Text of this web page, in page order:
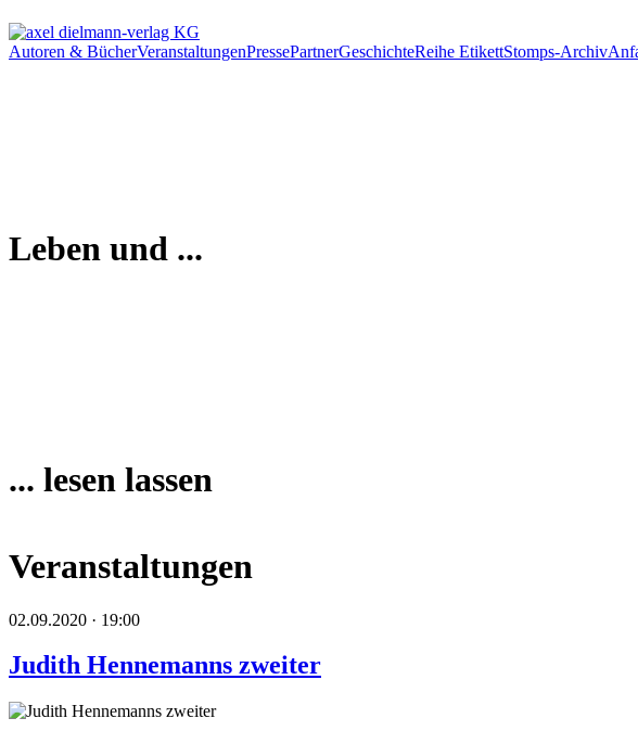
Autoren & BücherVeranstaltungenPressePartnerGeschichteReihe EtikettStomps-Archiv
Leben und ...
... lesen lassen
Veranstaltungen
02.09.2020 · 19:00
Judith Hennemanns zweiter